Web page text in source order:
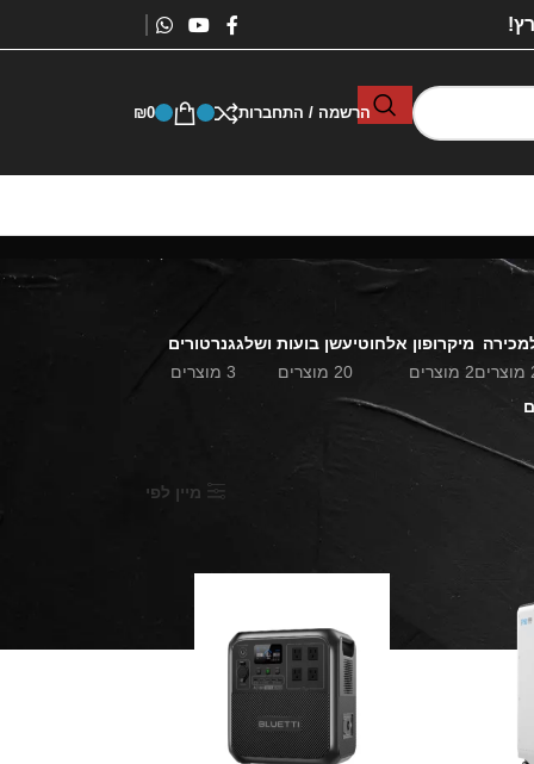
הרשמה / התחברות ₪0
מיקרופון אלחוטי
2 מוצרים
עשן בועות ושלג
20 מוצרים
גנרטורים
3 מוצרים
הצג מיין לפי